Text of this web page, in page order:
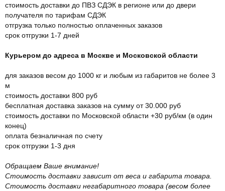
стоимость доставки до ПВЗ СДЭК в регионе или до двери
получателя по тарифам СДЭК
отгрузка только полностью оплаченных заказов
срок отгрузки 1-7 дней
Курьером до адреса в Москве и Московской области
для заказов весом до 1000 кг и любым из габаритов не более 3
м
стоимость доставки 800 руб
бесплатная доставка заказов на сумму от 30.000 руб
стоимость доставки по Московской области +30 руб/км (в один
конец)
оплата безналичная по счету
срок отгрузки 1-3 дня
Обращаем Ваше внимание!
Стоимость доставки зависит от веса и габарита товара.
Стоимость доставки негабаритного товара (весом более